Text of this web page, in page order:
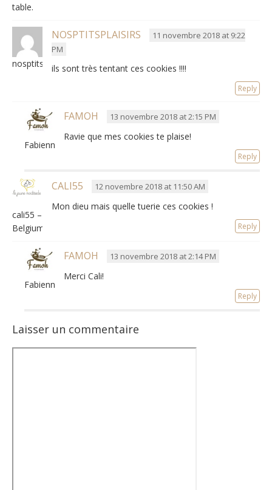
table.
nosptitsplaisirs
NOSPTITSPLAISIRS
11 novembre 2018 at 9:22
PM
ils sont très tentant ces cookies !!!!
Reply
Fabienne
FAMOH 13 novembre 2018 at 2:15 PM
Ravie que mes cookies te plaise!
Reply
cali55 –
Belgium
CALI55 12 novembre 2018 at 11:50 AM
Mon dieu mais quelle tuerie ces cookies !
Reply
Fabienne
FAMOH 13 novembre 2018 at 2:14 PM
Merci Cali!
Reply
Laisser un commentaire